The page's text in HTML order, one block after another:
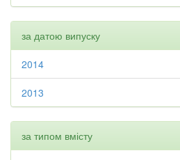
за датою випуску
2014
2013
за типом вмісту